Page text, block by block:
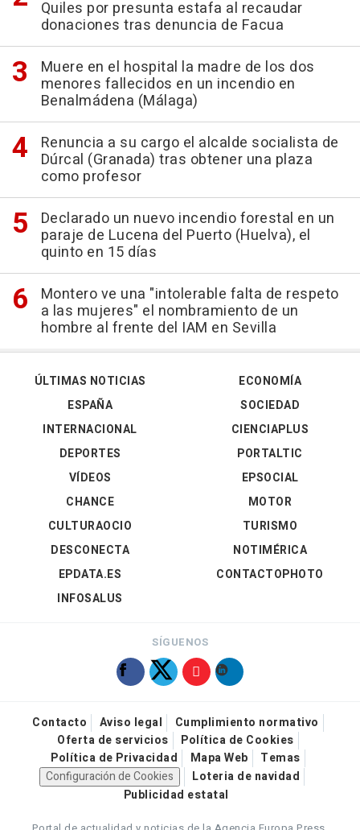
Quiles por presunta estafa al recaudar
donaciones tras denuncia de Facua
Muere en el hospital la madre de los dos
menores fallecidos en un incendio en
Benalmádena (Málaga)
Renuncia a su cargo el alcalde socialista de
Dúrcal (Granada) tras obtener una plaza
como profesor
Declarado un nuevo incendio forestal en un
paraje de Lucena del Puerto (Huelva), el
quinto en 15 días
Montero ve una "intolerable falta de respeto
a las mujeres" el nombramiento de un
hombre al frente del IAM en Sevilla
ÚLTIMAS NOTICIAS
ESPAÑA
INTERNACIONAL
DEPORTES
VÍDEOS
ECONOMÍA
SOCIEDAD
CIENCIAPLUS
PORTALTIC
EPSOCIAL
CHANCE
CULTURAOCIO
DESCONECTA
EPDATA.ES
INFOSALUS
MOTOR
TURISMO
NOTIMÉRICA
CONTACTOPHOTO
SÍGUENOS
Contacto Aviso legal
Cumplimiento normativo
Oferta de servicios
Política de Cookies
Política de Privacidad
Mapa Web
Temas
Configuración de Cookies
Loteria de navidad
Publicidad estatal